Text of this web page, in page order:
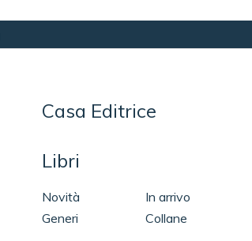
Casa Editrice
Libri
Novità
In arrivo
Generi
Collane